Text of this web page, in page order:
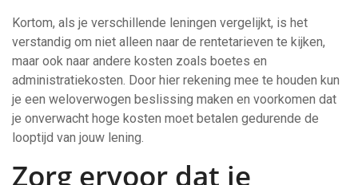
Kortom, als je verschillende leningen vergelijkt, is het
verstandig om niet alleen naar de rentetarieven te kijken,
maar ook naar andere kosten zoals boetes en
administratiekosten. Door hier rekening mee te houden kun
je een weloverwogen beslissing maken en voorkomen dat
je onverwacht hoge kosten moet betalen gedurende de
looptijd van jouw lening.
Zorg ervoor dat je